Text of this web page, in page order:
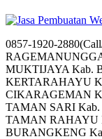
0857-1920-
MUKTIJAYA Kab.
KERTARAHAYU
CIKARAGEMAN
TAMAN SARI Kab.
TAMAN RAHAYU
BURANGKENG